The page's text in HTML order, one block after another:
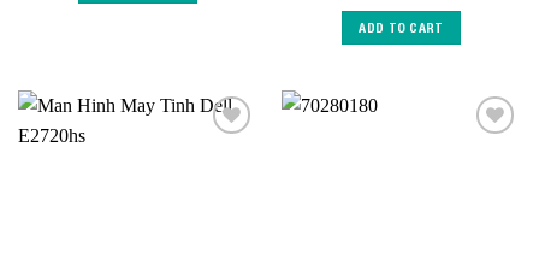
ADD TO CART